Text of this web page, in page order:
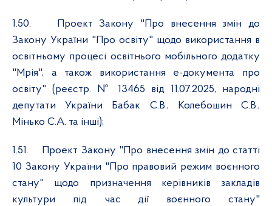
1.50.
Проект Закону "Про внесення змін до
Закону України "Про освіту" щодо використання в
освітньому процесі освітнього мобільного додатку
"Мрія", а також використання е-документа про
освіту" (реєстр. № 13465 від 11.07.2025, народні
депутати України Бабак С.В., Колебошин С.В.,
Мінько С.А. та інші);
1.51.
Проект Закону "Про внесення змін до статті
10 Закону України "Про правовий режим воєнного
стану" щодо призначення керівників закладів
культури під час дії воєнного стану"